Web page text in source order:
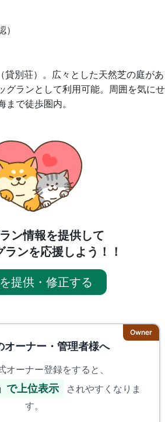
貸別荘）。広々とした天然芝の庭があ
グランとして利用可能。周囲を気にせ
で徒歩圏内。
ン情報を提供して
ランを応援しよう！！
提供・修正する
Owner
オーナー・管理者様へ
オーナー登録をすると、
で上位表示
されやすくなりま
す。